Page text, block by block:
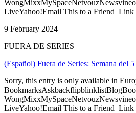
LiveYahoo!Email This to a Friend
9 February 2024
FUERA DE SERIES
(Español) Fuera de Series: Semana del
Sorry, this entry is only available in
LiveYahoo!Email This to a Friend